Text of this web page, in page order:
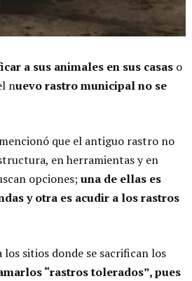
a sus animales en sus casas o
nuevo rastro municipal no se
mencionó que el antiguo rastro no
en herramientas y en
opciones;una de ellas es
y otra es acudir a los rastros
sitios donde se sacrifican los
“rastros tolerados”, pues